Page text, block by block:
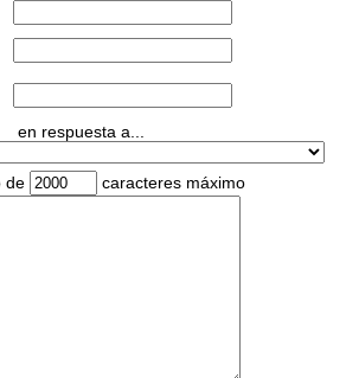
en respuesta a...
de caracteres máximo